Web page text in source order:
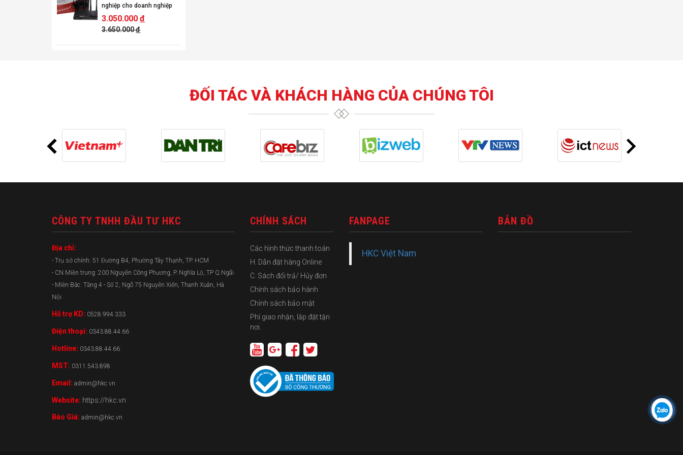
nghiệp cho doanh nghiệp
3.050.000đ
3.650.000đ
ĐỐI TÁC VÀ KHÁCH HÀNG CỦA CHÚNG TÔI
CÔNG TY TNHH ĐẦU TƯ HKC
Địa chỉ:
- Trụ sở chính: 51 Đường B4, Phường Tây Thạnh, TP. HCM
- CN Miền trung: 200 Nguyễn Công Phương, P. Nghĩa Lộ, TP Q.Ngãi
- Miền Bắc: Tầng 4 - Số 2, Ngõ 75 Nguyễn Xiển, Thanh Xuân, Hà
Nội
Hỗ trợ KD: 0528.994.333
Điện thoại: 0343.88.44.66
Hotline: 0343.88.44.66
MST: 0311.543.898
Email: admin@hkc.vn
Website: https://hkc.vn
Báo Giá: admin@hkc.vn
CHÍNH SÁCH
Các hình thức thanh toán
H. Dẫn đặt hàng Online
C. Sách đổi trả/ Hủy đơn
Chính sách bảo hành
Chính sách bảo mật
Phí giao nhận, lắp đặt tận
nơi.
FANPAGE
HKC Việt Nam
BẢN ĐỒ